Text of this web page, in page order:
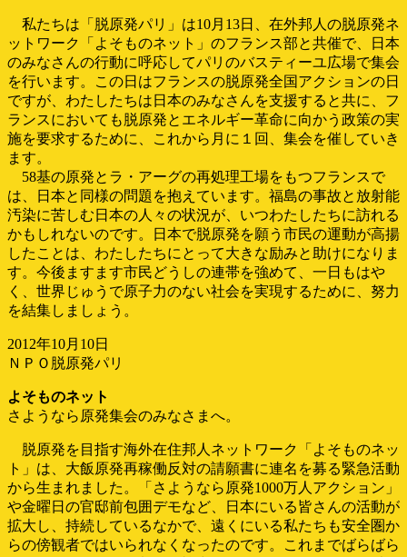
私たちは「脱原発パリ」は10月13日、在外邦人の脱原発ネ
ットワーク「よそものネット」のフランス部と共催で、日本
のみなさんの行動に呼応してパリのバスティーユ広場で集会
を行います。この日はフランスの脱原発全国アクションの日
ですが、わたしたちは日本のみなさんを支援すると共に、フ
ランスにおいても脱原発とエネルギー革命に向かう政策の実
施を要求するために、これから月に１回、集会を催していき
ます。
58基の原発とラ・アーグの再処理工場をもつフランスで
は、日本と同様の問題を抱えています。福島の事故と放射能
汚染に苦しむ日本の人々の状況が、いつわたしたちに訪れる
かもしれないのです。日本で脱原発を願う市民の運動が高揚
したことは、わたしたちにとって大きな励みと助けになりま
す。今後ますます市民どうしの連帯を強めて、一日もはや
く、世界じゅうで原子力のない社会を実現するために、努力
を結集しましょう。
2012年10月10日
ＮＰＯ脱原発パリ
よそものネット
さようなら原発集会のみなさまへ。
脱原発を目指す海外在住邦人ネットワーク「よそものネッ
ト」は、大飯原発再稼働反対の請願書に連名を募る緊急活動
から生まれました。「さようなら原発1000万人アクション」
や金曜日の官邸前包囲デモなど、日本にいる皆さんの活動が
拡大し、持続しているなかで、遠くにいる私たちも安全圏か
らの傍観者ではいられなくなったのです。これまでばらばら